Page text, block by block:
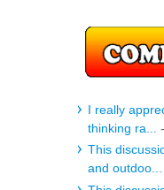
I really
thinking ra...
This
and outdoo...